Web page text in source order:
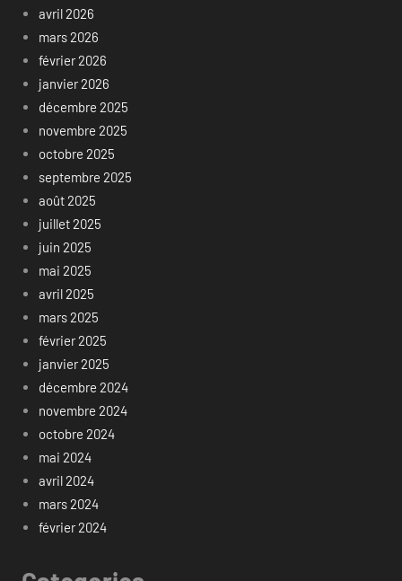
avril 2026
mars 2026
février 2026
janvier 2026
décembre 2025
novembre 2025
octobre 2025
septembre 2025
août 2025
juillet 2025
juin 2025
mai 2025
avril 2025
mars 2025
février 2025
janvier 2025
décembre 2024
novembre 2024
octobre 2024
mai 2024
avril 2024
mars 2024
février 2024